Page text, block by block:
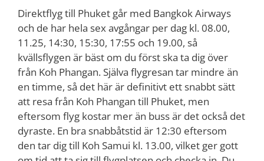
Direktflyg till Phuket går med Bangkok Airways
och de har hela sex avgångar per dag kl. 08.00,
11.25, 14:30, 15:30, 17:55 och 19.00, så
kvällsflygen är bäst om du först ska ta dig över
från Koh Phangan. Själva flygresan tar mindre än
en timme, så det här är definitivt ett snabbt sätt
att resa från Koh Phangan till Phuket, men
eftersom flyg kostar mer än buss är det också det
dyraste. En bra snabbåtstid är 12:30 eftersom
den tar dig till Koh Samui kl. 13.00, vilket ger gott